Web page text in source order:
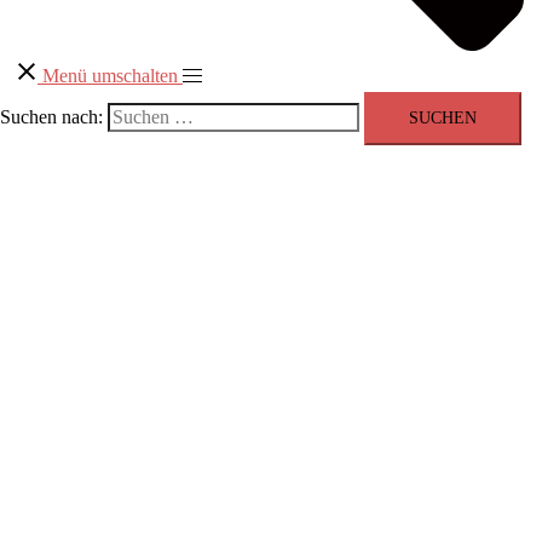
Menü umschalten
Suchen nach: